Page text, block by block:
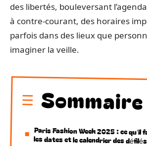
des libertés, bouleversant
à contre-courant, des horaires
parfois dans des lieux que
imaginer la veille.
Sommaire
Paris Fashion Week 2025 : ce
les dates et le calendrier des défilés